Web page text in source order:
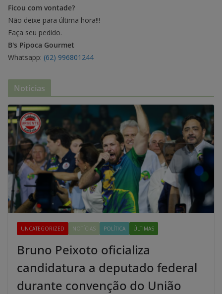
Ficou com vontade?
Não deixe para última hora!!!
Faça seu pedido.
B's Pipoca Gourmet
Whatsapp: (62) 996801244
Notícias
UNCATEGORIZED NOTÍCIAS POLÍTICA ÚLTIMAS
Bruno Peixoto oficializa
candidatura a deputado federal
durante convenção do União